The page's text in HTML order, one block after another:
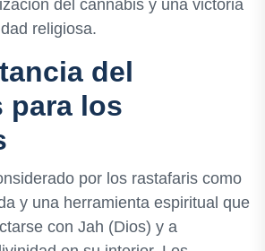
del cannabis y una victoria
religiosa.
del
para los
por los rastafaris como
y una herramienta espiritual que
con Jah (Dios) y a